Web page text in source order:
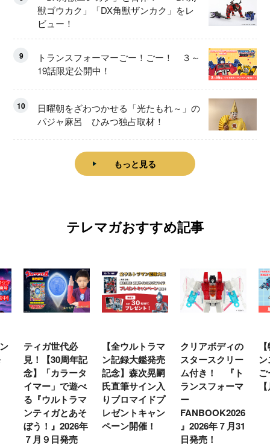
獣ゴウカク」「DX角獣ザンカク」をレ
ビュー！
9
トランスフォーマーごー！ごー！ ３～
19話限定公開中！
10
日曜朝をざわつかせる「光たもれ～」の
パジャ麻呂 ひみつ独占取材！
もっと見る
テレマガおすすめ記事
ティガ世代必
見！【30周年記
念】「カラータ
イマー」で遊べ
る『ウルトラマ
ンティガとあそ
ぼう！』2026年
７月９日発売
【全ウルトラマ
ン記録大鑑発売
記念】森次晃嗣
氏直筆サイン入
りブロマイドプ
レゼントキャン
ペーン開催！
クリアボディの
スタースクリー
ム付き！ 『ト
ランスフォーマ
ー
FANBOOK2026
』2026年７月31
日発売！